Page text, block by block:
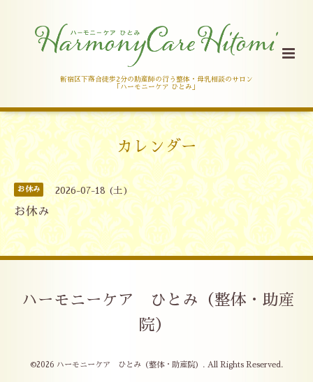
新宿区下落合徒歩2分の助産師の行う整体・母乳相談のサロン
「ハーモニーケア ひとみ」
カレンダー
お休み 2026-07-18 (土)
お休み
ハーモニーケア ひとみ（整体・助産
院）
©2026 ハーモニーケア ひとみ（整体・助産院） . All Rights Reserved.